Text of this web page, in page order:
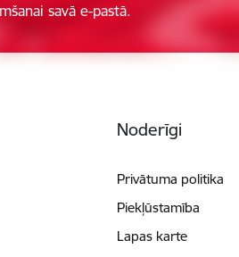
savā e-pastā.
Noderīgi
Privātuma politika
Piekļūstamība
Lapas karte